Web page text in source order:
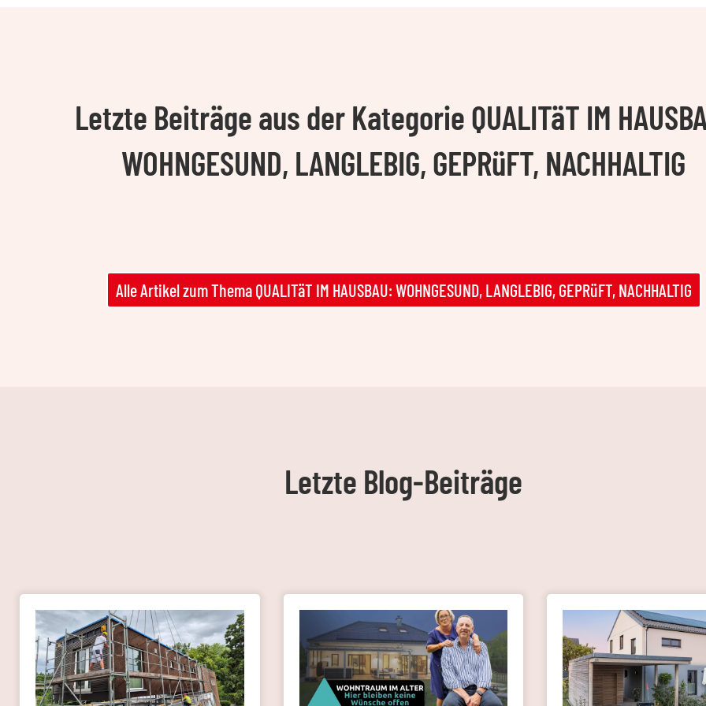
Letzte Beiträge aus der Kategorie QUALITäT IM
WOHNGESUND, LANGLEBIG, GEPRüFT, NACHHALTIG
Alle Artikel zum Thema QUALITäT IM HAUSBAU: WOHNGESUND, LANGLEBIG, GEPRüFT, NACHHALTIG
Letzte Blog-Beiträge